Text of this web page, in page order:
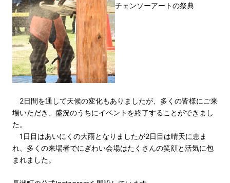
チェンソーアートの祭典
2日間を通して天候の変化もありましたが、多くの皆様にご来
場いただき、盛況のうちにイベントを終了することができまし
た。
1日目はあいにくの大雨となりましたが2日目は晴天に恵ま
れ、多くの来場者でにぎわい会場はたくさんの笑顔と活気に包
まれました。